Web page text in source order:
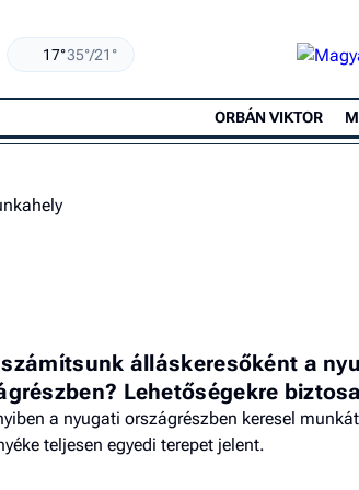
17°35°/21°
ORBÁN VIKTOR
álláskeresőként a
Lehetőségekre
a nyugati országrészben keresel
teljesen egyedi terepet jelent.